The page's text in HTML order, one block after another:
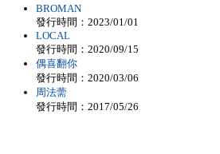
BROMAN
發行時間：2023/01/01
LOCAL
發行時間：2020/09/15
偶喜翻你
發行時間：2020/03/06
周法薷
發行時間：2017/05/26